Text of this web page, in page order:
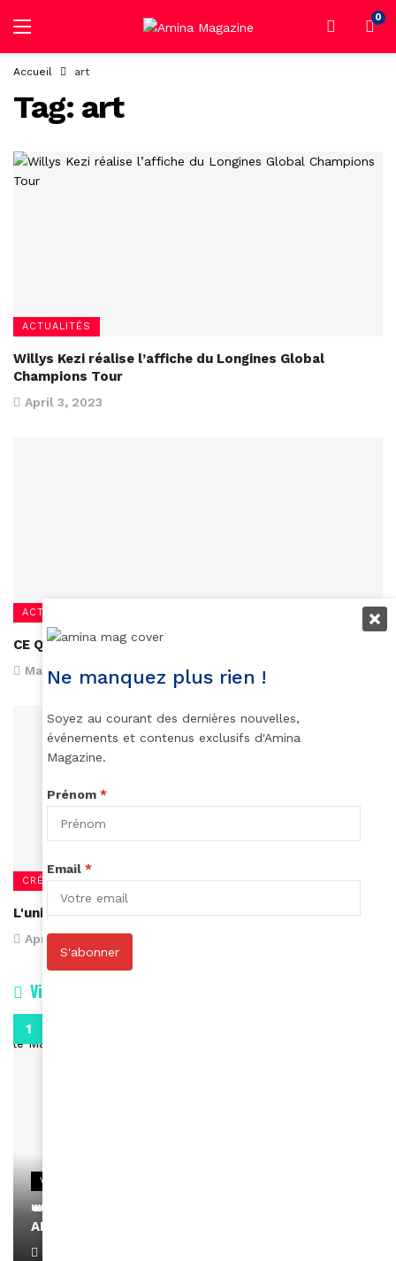
0
Accueil art
Tag: art
ACTUALITÉS
Willys Kezi réalise l’affiche du Longines Global
Champions Tour
April 3, 2023
ACTUALITÉS
CE QUE FEMMES CREENT…
May 10, 2020
CRÉATEURS
L'univers créatif et pop de Laetitia Ky
April 11, 2017
Vidéos
VIDEOS
👑 Remerciements à Ayden pour son message sur
AMINA, le Magazine de la Femme
Ne manquez plus rien !
Soyez au courant des dernières nouvelles,
événements et contenus exclusifs d'Amina
Magazine.
Prénom *
Email *
S'abonner